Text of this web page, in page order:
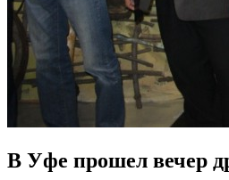
В Уфе прошел вечер